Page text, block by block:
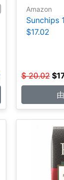
Amazon
Sunchips
$17.02
$ 20.02 $